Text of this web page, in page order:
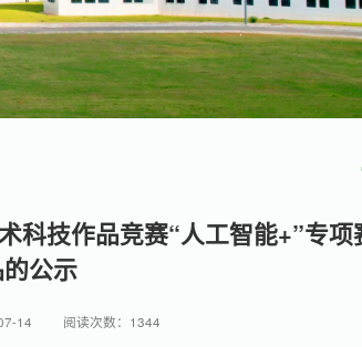
科技作品竞赛“人工智能+”专
公示
14 阅读次数： 1344